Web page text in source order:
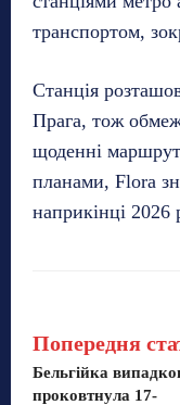
транспортом,
Станція
Прага, тож
щоденні
планами, Flora
наприкінці 2026
Попередня
Бельгійка
проковтнула 17-